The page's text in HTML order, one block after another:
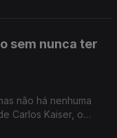
sem nunca ter
não há nenhuma
Carlos Kaiser, o